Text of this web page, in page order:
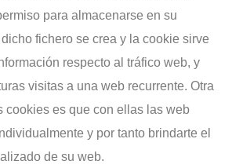
para almacenarse en su
fichero se crea y la cookie sirve
respecto al tráfico web, y
visitas a una web recurrente. Otra
cookies es que con ellas las web
y por tanto brindarte el
de su web.